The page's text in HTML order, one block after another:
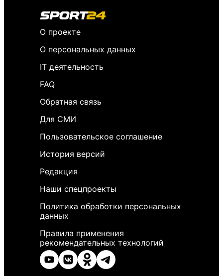
О проекте
О персональных данных
IT деятельность
FAQ
Обратная связь
Для СМИ
Пользовательское соглашение
История версий
Редакция
Наши спецпроекты
Политика обработки персональных
данных
Правила применения
рекомендательных технологий